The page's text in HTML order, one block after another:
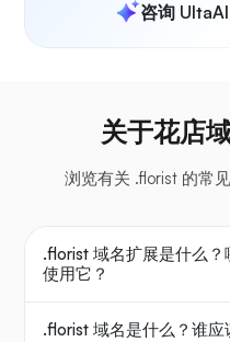
咨询 UltaAI
关于花店
浏览有关 .florist 的常
.florist 域名扩展是什么
使用它？
.florist 域名是什么？谁应